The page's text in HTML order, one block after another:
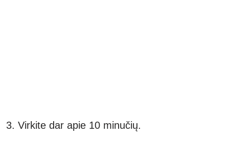
Virkite dar apie 10 minučių.